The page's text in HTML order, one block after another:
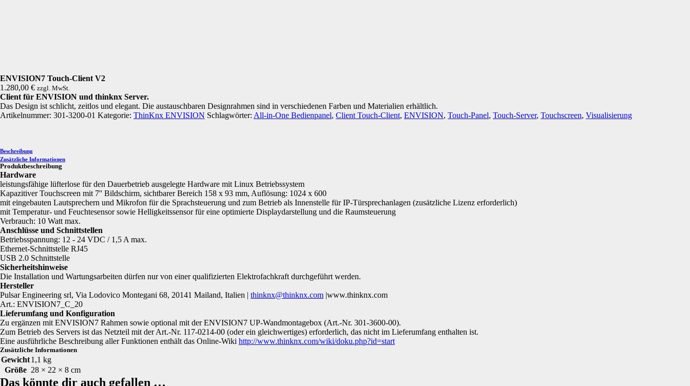
ENVISION7 Touch-Client V2
1.280,00 € zzgl. MwSt.
Client für ENVISION und thinknx Server.
Das Design ist schlicht, zeitlos und elegant. Die austauschbaren Designrahmen sind in verschiedenen Farben und Materialien erhältlich.
Artikelnummer: 301-3200-01 Kategorie: ThinKnx ENVISION Schlagwörter: All-in-One Bedienpanel, Client Touch-Client, ENVISION, Touch-Panel, Touch-Server, Touchscreen, Visualisierung
Beschreibung
Zusätzliche Informationen
Produktbeschreibung
Hardware
leistungsfähige lüfterlose für den Dauerbetrieb ausgelegte Hardware mit Linux Betriebssystem
Kapazitiver Touchscreen mit 7'' Bildschirm, sichtbarer Bereich 158 x 93 mm, Auflösung: 1024 x 600
mit eingebauten Lautsprechern und Mikrofon für die Sprachsteuerung und zum Betrieb als Innenstelle für IP-Türsprechanlagen (zusätzliche Lizenz erforderlich)
mit Temperatur- und Feuchtesensor sowie Helligkeitssensor für eine optimierte Displaydarstellung und die Raumsteuerung
Verbrauch: 10 Watt max.
Anschlüsse und Schnittstellen
Betriebsspannung: 12 - 24 VDC / 1,5 A max.
Ethernet-Schnittstelle RJ45
USB 2.0 Schnittstelle
Sicherheitshinweise
Die Installation und Wartungsarbeiten dürfen nur von einer qualifizierten Elektrofachkraft durchgeführt werden.
Hersteller
Pulsar Engineering srl, Via Lodovico Montegani 68, 20141 Mailand, Italien | thinknx@thinknx.com |www.thinknx.com
Art.: ENVISION7_C_20
Lieferumfang und Konfiguration
Zu ergänzen mit ENVISION7 Rahmen sowie optional mit der ENVISION7 UP-Wandmontage­box (Art.-Nr. 301-3600-00).
Zum Betrieb des Servers ist das Netzteil mit der Art.-Nr. 117-0214-00 (oder ein gleichwertiges) erforderlich, das nicht im Lieferumfang enthalten ist.
Eine ausführliche Beschreibung aller Funktionen enthält das Online-Wiki http://www.thinknx.com/wiki/doku.php?id=start
Zusätzliche Informationen
Gewicht1,1 kg
Größe 28 × 22 × 8 cm
Das könnte dir auch gefallen …